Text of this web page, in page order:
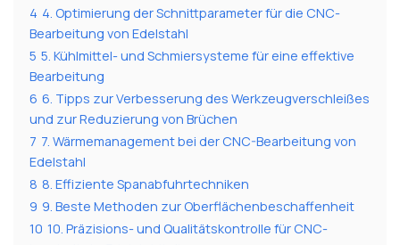
4 4. Optimierung der Schnittparameter für die CNC-
Bearbeitung von Edelstahl
5 5. Kühlmittel- und Schmiersysteme für eine effektive
Bearbeitung
6 6. Tipps zur Verbesserung des Werkzeugverschleißes
und zur Reduzierung von Brüchen
7 7. Wärmemanagement bei der CNC-Bearbeitung von
Edelstahl
8 8. Effiziente Spanabfuhrtechniken
9 9. Beste Methoden zur Oberflächenbeschaffenheit
10 10. Präzisions- und Qualitätskontrolle für CNC-